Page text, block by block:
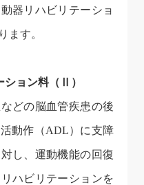
器リハビリテーショ
ます。
ション料（ Ⅱ）
どの脳血管疾患の後
動作（ADL）に支障
し、運動機能の回復
ハビリテーションを